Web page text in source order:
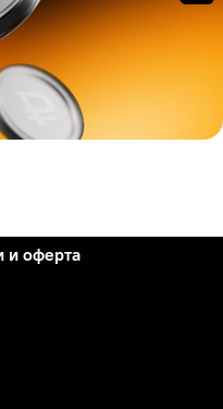
и оферта